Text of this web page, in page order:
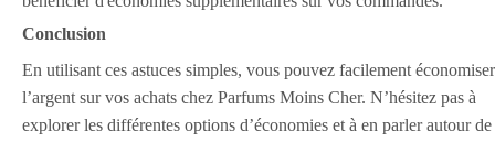
Conclusion
En utilisant ces astuces simples, vous pouvez facilement
l’argent sur vos achats chez Parfums Moins Cher. N’hésitez pas à
explorer les différentes options d’économies et à en parler autour de